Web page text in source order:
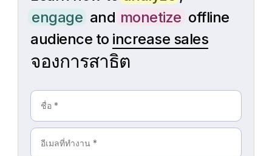
engage and monetize offline
audience to increase sales
จองการสาธิต